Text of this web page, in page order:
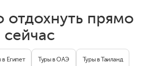
отдохнуть прямо
сейчас
в Египет Туры в ОАЭ Туры в Таиланд